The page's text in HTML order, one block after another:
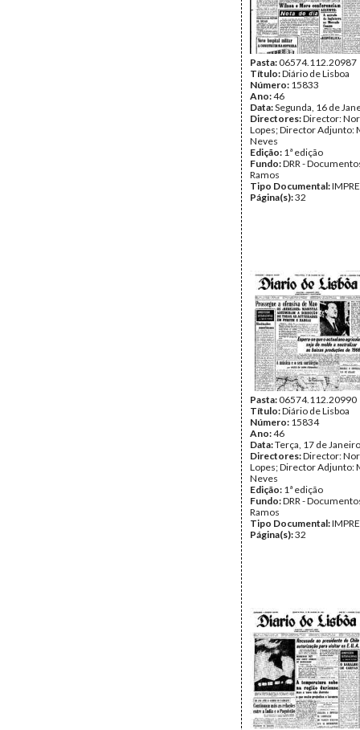
Pasta:06574.112.20987
Título:Diário de Lisboa
Número: 15833
Ano:46
Data:Segunda, 16 de
Directores:Director:
Lopes; Director Adjunto:
Neves
Edição: 1ª edição
Fundo:DRR -
Ramos
Tipo Documental:
Página(s):32
Pasta:06574.112.20990
Título:Diário de Lisboa
Número: 15834
Ano:46
Data:Terça, 17 de
Directores:Director:
Lopes; Director Adjunto:
Neves
Edição: 1ª edição
Fundo:DRR -
Ramos
Tipo Documental:
Página(s):32